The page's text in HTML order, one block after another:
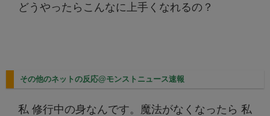
どうやったらこんなに上手くなれるの？
その他のネットの反応@モンストニュース速報
私 修行中の身なんです。魔法がなくなったら 私